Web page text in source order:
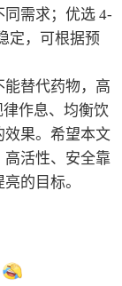
需求；优选 4-
定，可根据预
替代药物，高
作息、均衡饮
效果。希望本文
高活性、安全靠
的目标。